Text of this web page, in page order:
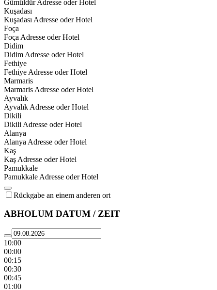
Gümüldür Adresse oder Hotel
Kuşadası
Kuşadası Adresse oder Hotel
Foça
Foça Adresse oder Hotel
Didim
Didim Adresse oder Hotel
Fethiye
Fethiye Adresse oder Hotel
Marmaris
Marmaris Adresse oder Hotel
Ayvalık
Ayvalık Adresse oder Hotel
Dikili
Dikili Adresse oder Hotel
Alanya
Alanya Adresse oder Hotel
Kaş
Kaş Adresse oder Hotel
Pamukkale
Pamukkale Adresse oder Hotel
Rückgabe an einem anderen ort
ABHOLUM DATUM / ZEIT
10:00
00:00
00:15
00:30
00:45
01:00